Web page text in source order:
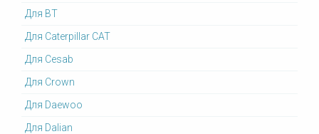
Для BT
Для Caterpillar CAT
Для Cesab
Для Crown
Для Daewoo
Для Dalian